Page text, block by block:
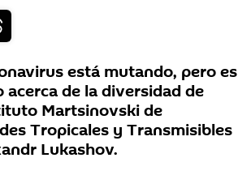
está mutando, pero es
de la diversidad de
Martsinovski de
Tropicales y Transmisibles
Lukashov.